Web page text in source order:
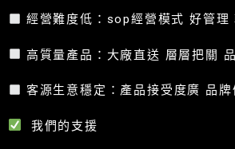
經營難度低：sop經營模式 好管理
高質量產品：大廠直送 層層把關
客源生意穩定：產品接受度廣 品牌
我們的支援